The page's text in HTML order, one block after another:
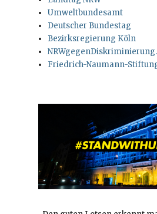
Umweltbundesamt
Deutscher Bundestag
Bezirksregierung Köln
Friedrich-Naumann-